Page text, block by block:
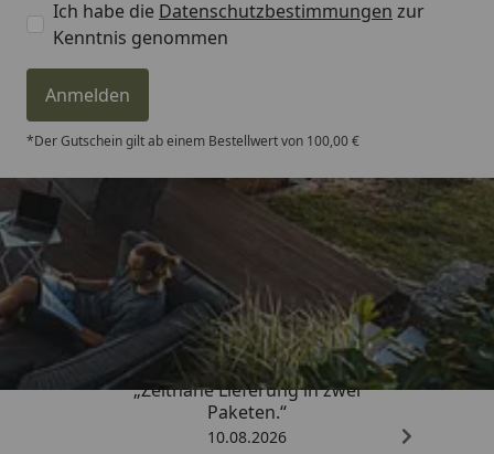
Ich habe die Datenschutzbestimmungen zur
Kenntnis genommen
Anmelden
*Der Gutschein gilt ab einem Bestellwert von 100,00 €
Trusted Shops
4,81/ 5
„Zeitnahe Lieferung in zwei
Paketen.“
10.08.2026